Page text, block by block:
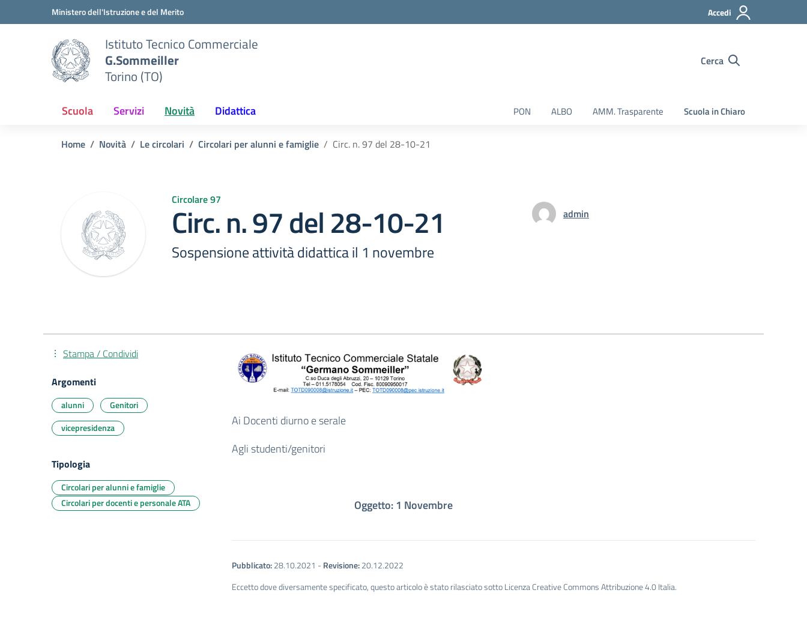
Vai ai contenuti
Vai al menu di navigazioneMinistero dell'Istruzione e del Merito Accedi
Istituto Tecnico Commerciale
G.Sommeiller
Torino (TO)
Cerca
Scuola Servizi Novità Didattica PON ALBO AMM. Trasparente Scuola in Chiaro
Home Novità Le circolari Circolari per alunni e famiglie Circ. n. 97 del 28-10-21
Circolare 97
Circ. n. 97 del 28-10-21
Sospensione attività didattica il 1 novembre
admin
Ai Docenti diurno e serale
Agli studenti/genitori
Oggetto: 1 Novembre
Pubblicato:28.10.2021 -Revisione:20.12.2022
Eccetto dove diversamente specificato, questo articolo è stato rilasciato sotto Licenza Creative Commons Attribuzione 4.0 Italia.
Stampa / Condividi
Argomenti
alunni
Genitori
vicepresidenza
Tipologia
Circolari per alunni e famiglie
Circolari per docenti e personale ATA